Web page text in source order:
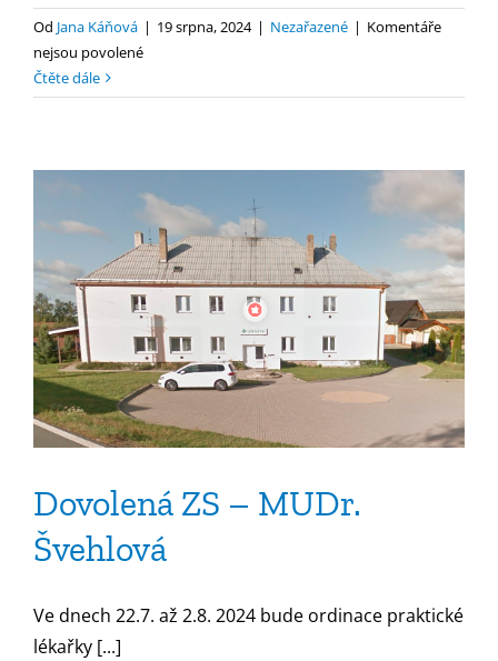
Od Jana Káňová | 19 srpna, 2024 | Nezařazené | Komentáře
nejsou povolenéu
s
–
MUDr.
Švehlová
Čtěte dále
Dovolená ZS – MUDr.
Švehlová
Ve dnech 22.7. až 2.8. 2024 bude ordinace praktické
lékařky [...]